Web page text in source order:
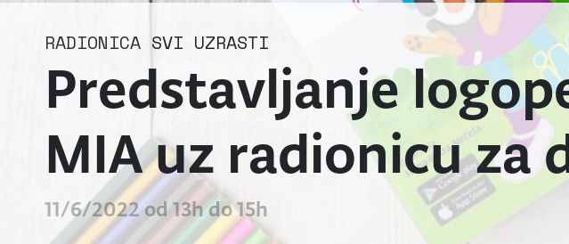
RADIONICA SVI UZRASTI
Predstavljanje
MIA uz radionicu za
11/6/2022 od 13h do 15h